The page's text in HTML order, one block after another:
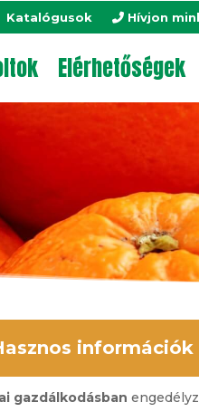
Katalógusok Hívjon
Elérhetőségek
információk
gazdálkodásban